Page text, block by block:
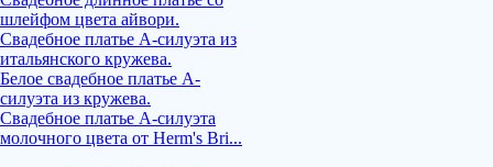
шлейфом цвета айвори.
Свадебное платье А-силуэта из
итальянского кружева.
Белое свадебное платье А-
силуэта из кружева.
Свадебное платье А-силуэта
молочного цвета от Herm's Bri...